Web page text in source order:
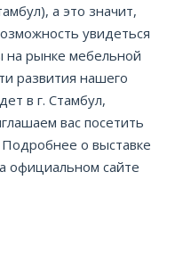
а это значит,
увидеться
на рынке мебельной
развития нашего
в г. Стамбул,
вас посетить
о выставке
официальном сайте